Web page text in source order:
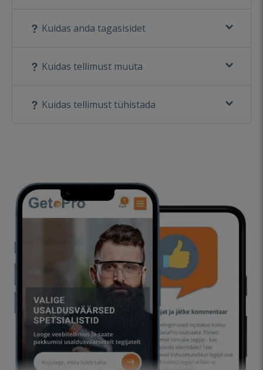
Kuidas anda tagasisidet
Kuidas tellimust muuta
Kuidas tellimust tühistada